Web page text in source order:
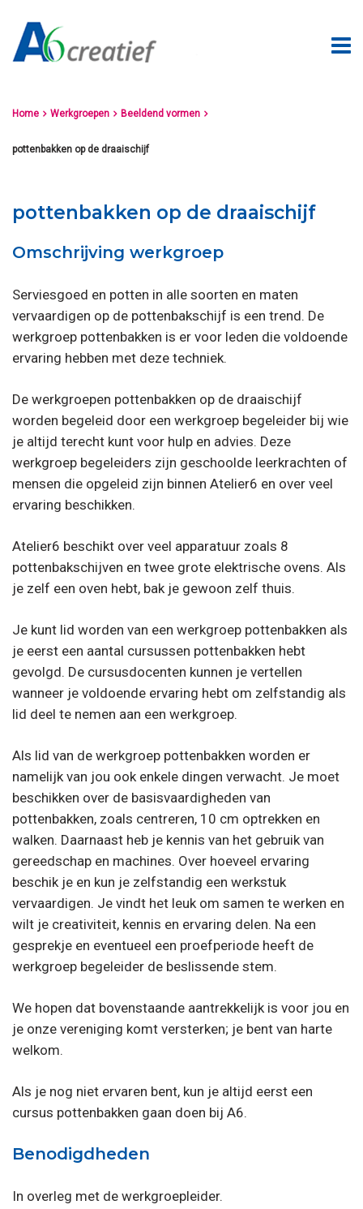
Home  Werkgroepen  Beeldend vormen 
pottenbakken op de draaischijf
pottenbakken op de draaischijf
Omschrijving werkgroep
Serviesgoed en potten in alle soorten en maten
vervaardigen op de pottenbakschijf is een trend. De
werkgroep pottenbakken is er voor leden die voldoende
ervaring hebben met deze techniek.
De werkgroepen pottenbakken op de draaischijf
worden begeleid door een werkgroep begeleider bij wie
je altijd terecht kunt voor hulp en advies. Deze
werkgroep begeleiders zijn geschoolde leerkrachten of
mensen die opgeleid zijn binnen Atelier6 en over veel
ervaring beschikken.
Atelier6 beschikt over veel apparatuur zoals 8
pottenbakschijven en twee grote elektrische ovens. Als
je zelf een oven hebt, bak je gewoon zelf thuis.
Je kunt lid worden van een werkgroep pottenbakken als
je eerst een aantal cursussen pottenbakken hebt
gevolgd. De cursusdocenten kunnen je vertellen
wanneer je voldoende ervaring hebt om zelfstandig als
lid deel te nemen aan een werkgroep.
Als lid van de werkgroep pottenbakken worden er
namelijk van jou ook enkele dingen verwacht. Je moet
beschikken over de basisvaardigheden van
pottenbakken, zoals centreren, 10 cm optrekken en
walken. Daarnaast heb je kennis van het gebruik van
gereedschap en machines. Over hoeveel ervaring
beschik je en kun je zelfstandig een werkstuk
vervaardigen. Je vindt het leuk om samen te werken en
wilt je creativiteit, kennis en ervaring delen. Na een
gesprekje en eventueel een proefperiode heeft de
werkgroep begeleider de beslissende stem.
We hopen dat bovenstaande aantrekkelijk is voor jou en
je onze vereniging komt versterken; je bent van harte
welkom.
Als je nog niet ervaren bent, kun je altijd eerst een
cursus pottenbakken gaan doen bij A6.
Benodigdheden
In overleg met de werkgroepleider.